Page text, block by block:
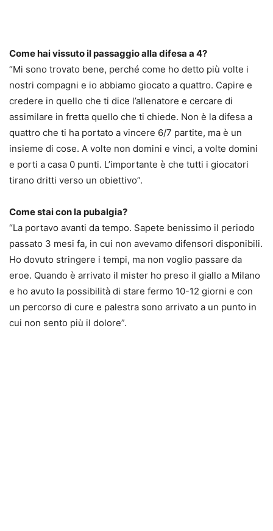
Come hai vissuto il passaggio alla difesa a 4?
“Mi sono trovato bene, perché come ho detto più volte i
nostri compagni e io abbiamo giocato a quattro. Capire e
credere in quello che ti dice l’allenatore e cercare di
assimilare in fretta quello che ti chiede. Non è la difesa a
quattro che ti ha portato a vincere 6/7 partite, ma è un
insieme di cose. A volte non domini e vinci, a volte domini
e porti a casa 0 punti. L’importante è che tutti i giocatori
tirano dritti verso un obiettivo”.
Come stai con la pubalgia?
“La portavo avanti da tempo. Sapete benissimo il periodo
passato 3 mesi fa, in cui non avevamo difensori disponibili.
Ho dovuto stringere i tempi, ma non voglio passare da
eroe. Quando è arrivato il mister ho preso il giallo a Milano
e ho avuto la possibilità di stare fermo 10-12 giorni e con
un percorso di cure e palestra sono arrivato a un punto in
cui non sento più il dolore”.